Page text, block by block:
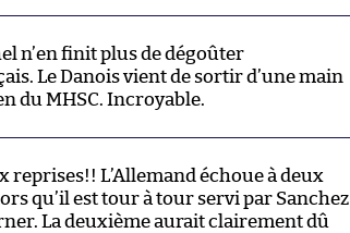
n’en finit plus de dégoûter
Le Danois vient de sortir d’une main
du MHSC. Incroyable.
reprises!! L’Allemand échoue à deux
qu’il est tour à tour servi par Sanchez
La deuxième aurait clairement dû